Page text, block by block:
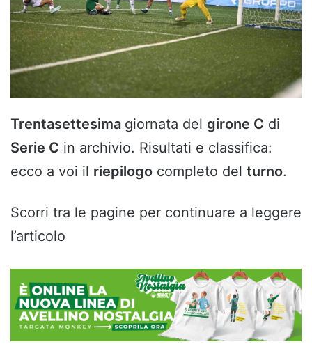
Trentasettesima giornata del girone C di
Serie C in archivio. Risultati e classifica:
ecco a voi il riepilogo completo del turno.
Scorri tra le pagine per continuare a leggere
l’articolo